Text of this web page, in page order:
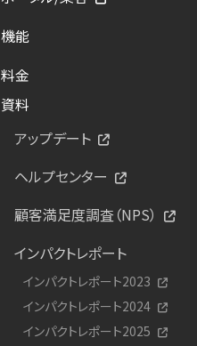
機能
料金
資料
アップデート
ヘルプセンター
顧客満足度調査（NPS）
インパクトレポート
インパクトレポート2023
インパクトレポート2024
インパクトレポート2025